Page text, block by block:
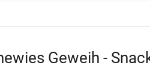
Geweih -